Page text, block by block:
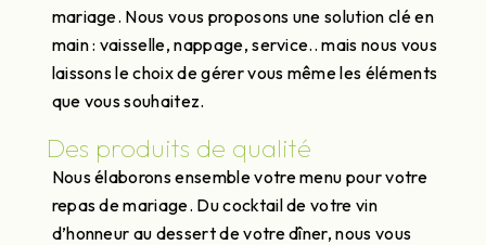
mariage. Nous vous proposons une solution clé en
main : vaisselle, nappage, service.. mais nous vous
laissons le choix de gérer vous même les éléments
que vous souhaitez.
Des produits de qualité
Nous élaborons ensemble votre menu pour votre
repas de mariage. Du cocktail de votre vin
d’honneur au dessert de votre dîner, nous vous